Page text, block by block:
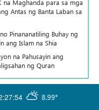
na Maghanda para sa mga
Antas ng Banta Laban sa
Pinananatiling Buhay ng
ang Islam na Shia
na Pahusayin ang
ng Quran
8.99°